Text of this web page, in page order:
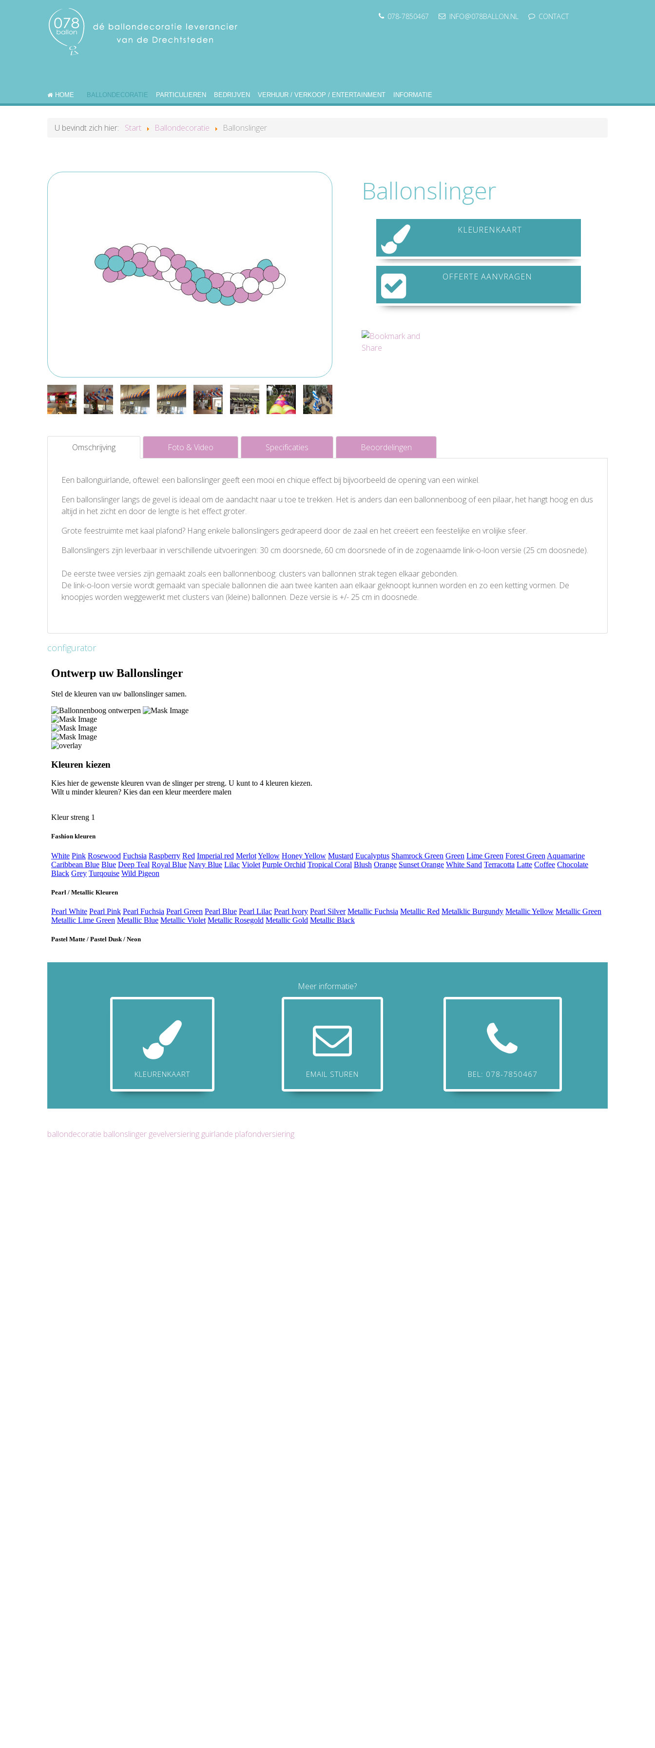
078-7850467 INFO@078BALLON.NL CONTACT
HOME BALLONDECORATIE PARTICULIEREN BEDRIJVEN VERHUUR / VERKOOP / ENTERTAINMENT INFORMATIE
U bevindt zich hier: Start Ballondecoratie Ballonslinger
Ballonslinger
KLEURENKAART
OFFERTE AANVRAGEN
Omschrijving Foto & Video Specificaties Beoordelingen
Een ballonguirlande, oftewel: een ballonslinger geeft een mooi en chique effect bij bijvoorbeeld de opening van een winkel.
Een ballonslinger langs de gevel is ideaal om de aandacht naar u toe te trekken. Het is anders dan een ballonnenboog of een pilaar, het hangt hoog en dus
altijd in het zicht en door de lengte is het effect groter.
Grote feestruimte met kaal plafond? Hang enkele ballonslingers gedrapeerd door de zaal en het creëert een feestelijke en vrolijke sfeer.
Ballonslingers zijn leverbaar in verschillende uitvoeringen: 30 cm doorsnede, 60 cm doorsnede of in de zogenaamde link-o-loon versie (25 cm doosnede).
De eerste twee versies zijn gemaakt zoals een ballonnenboog: clusters van ballonnen strak tegen elkaar gebonden.
De link-o-loon versie wordt gemaakt van speciale ballonnen die aan twee kanten aan elkaar geknoopt kunnen worden en zo een ketting vormen. De
knoopjes worden weggewerkt met clusters van (kleine) ballonnen. Deze versie is +/- 25 cm in doosnede.
configurator
Meer informatie?
KLEURENKAART EMAIL STUREN BEL: 078-7850467
ballondecoratie ballonslinger gevelversiering guirlande plafondversiering